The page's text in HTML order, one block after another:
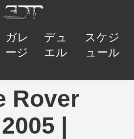
ガレ
ージ
デュ
エル
スケジ
ュール
Rover
|